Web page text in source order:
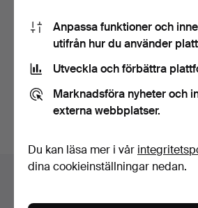
53 USD 370
Du kan också söka ivårt arkiv med
Sidfotsnavigation
Anpassa funktioner och
utifrån hur du använder
Utveckla och förbättra
Marknadsföra nyheter och
externa webbplatser.
Du kan läsa mer i vår
dina cookieinställningar nedan.